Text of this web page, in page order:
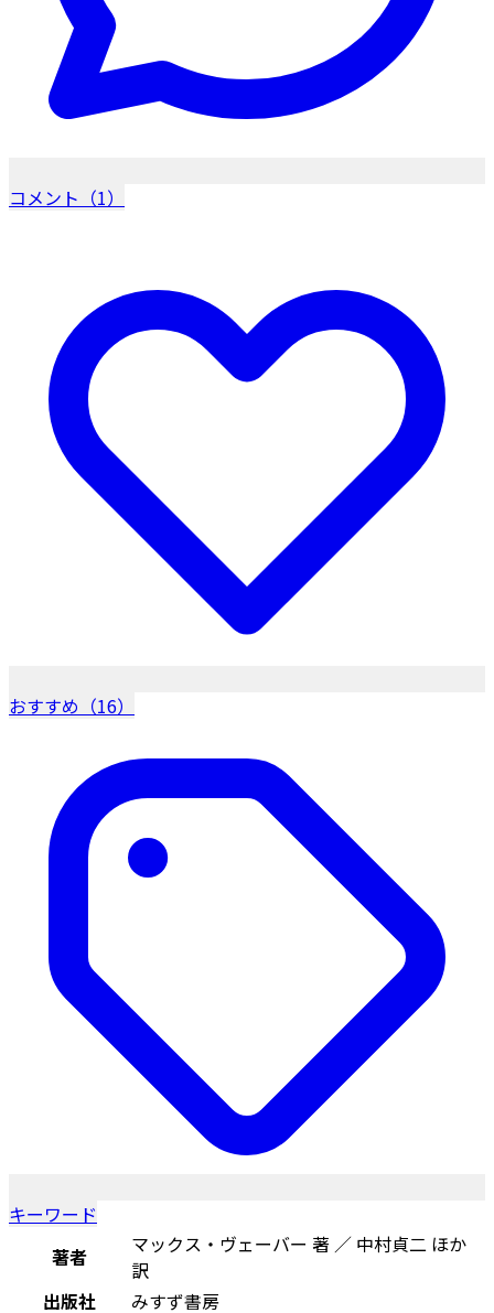
コメント（1）
おすすめ（16）
キーワード
著者
マックス・ヴェーバー 著 ／ 中村貞二 ほか
訳
出版社
みすず書房